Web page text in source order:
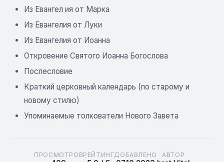
Из Евангел ия от Марка
Из Евангелия от Луки
Из Евангелия от Иоанна
Откровение Святого Иоанна Богослова
Послесловие
Краткий церковный календарь (по старому и
новому стилю)
Упоминаемые толкователи Нового Завета
ПРОСМОТРОВРЕЙТИНГДОБАВЛЕНО АВТОР